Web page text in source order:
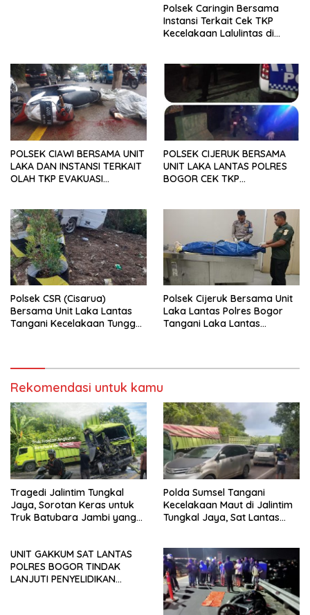
Polsek Caringin Bersama
Instansi Terkait Cek TKP
Kecelakaan Lalulintas di
Meninggal
POLSEK CIAWI BERSAMA UNIT
LAKA DAN INSTANSI TERKAIT
OLAH TKP EVAKUASI
POLSEK CIJERUK BERSAMA
UNIT LAKA LANTAS POLRES
BOGOR CEK TKP
ORANG MENINGGAL DUNIA
Polsek CSR (Cisarua)
Bersama Unit Laka Lantas
Tangani Kecelakaan Tunggal
Polsek Cijeruk Bersama Unit
Laka Lantas Polres Bogor
Tangani Laka Lantas
Rekomendasi untuk kamu
Tragedi Jalintim Tungkal
Jaya, Sorotan Keras untuk
Truk Batubara Jambi yang
Polda Sumsel Tangani
Kecelakaan Maut di Jalintim
Tungkal Jaya, Sat Lantas
UNIT GAKKUM SAT LANTAS
POLRES BOGOR TINDAK
LANJUTI PENYELIDIKAN